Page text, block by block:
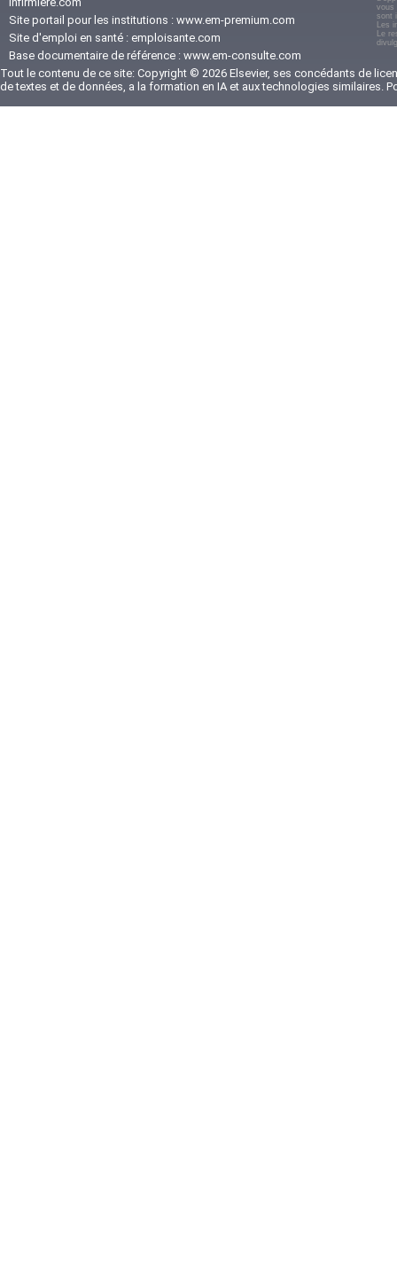
Site portail pour les institutions : www.em-premium.com
Site d'emploi en santé : emploisante.com
Base documentaire de référence : www.em-consulte.com
vous
sont
Les
Le
Tout le contenu de ce site: Copyright © 2026 Elsevier, ses concédants de
de textes et de données, a la formation en IA et aux technologies similaires.